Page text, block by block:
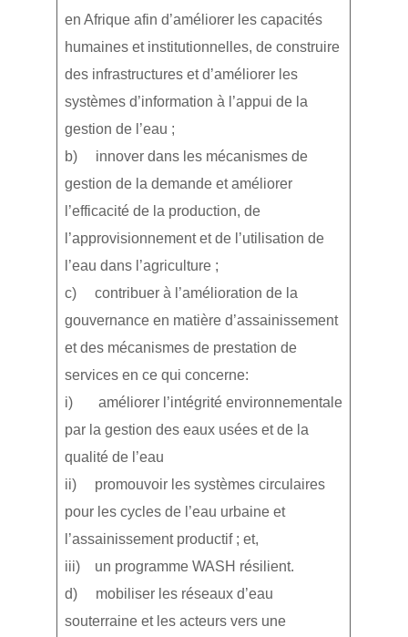
en Afrique afin d’améliorer les capacités
humaines et institutionnelles, de construire
des infrastructures et d’améliorer les
systèmes d’information à l’appui de la
gestion de l’eau ;
b) innover dans les mécanismes de
gestion de la demande et améliorer
l’efficacité de la production, de
l’approvisionnement et de l’utilisation de
l’eau dans l’agriculture ;
c) contribuer à l’amélioration de la
gouvernance en matière d’assainissement
et des mécanismes de prestation de
services en ce qui concerne:
i) améliorer l’intégrité environnementale
par la gestion des eaux usées et de la
qualité de l’eau
ii) promouvoir les systèmes circulaires
pour les cycles de l’eau urbaine et
l’assainissement productif ; et,
iii) un programme WASH résilient.
d) mobiliser les réseaux d’eau
souterraine et les acteurs vers une